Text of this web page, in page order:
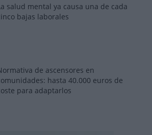
salud mental ya causa una de cada
bajas laborales
de ascensores en
hasta 40.000 euros de
para adaptarlos